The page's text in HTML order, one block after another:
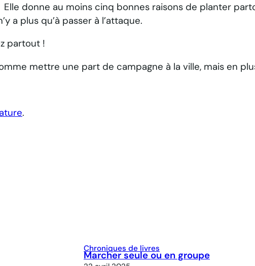
Elle donne au moins cinq bonnes raisons de planter
a plus qu’à passer à l’attaque.
partout !
mettre une part de campagne à la ville, mais en
.
Chroniques de livres
Marcher seule ou en groupe